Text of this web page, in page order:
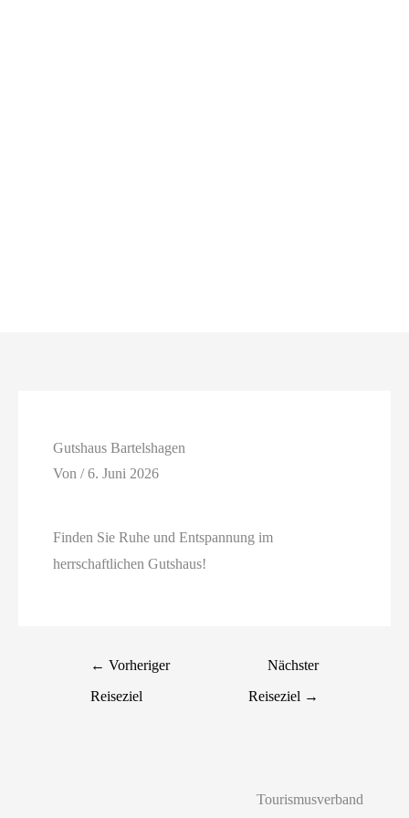
Gutshaus Bartelshagen
Von/6. Juni 2026
Finden Sie Ruhe und Entspannung im
herrschaftlichen Gutshaus!
← Vorheriger
Reiseziel
Nächster
Reiseziel →
Tourismusverband